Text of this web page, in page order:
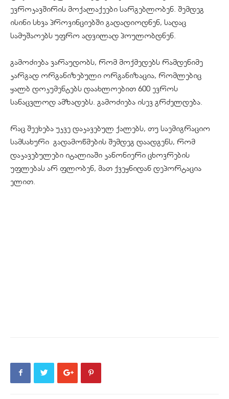
ევროკავშირის მოქალაქეები სარგებლობენ. შემდეგ
ისინი სხვა პროვინციებში გადადიოდნენ, სადაც
სამუშაოებს უფრო ადვილად პოულობდნენ.
გამოძიება ვარაუდობს, რომ მოქმედებს რამდენიმე
კარგად ორგანიზებული ორგანიზაცია, რომლებიც
ყალბ დოკუმენტებს დაახლოებით 600 ევროს
სანაცვლოდ ამზადებს. გამოძიება ისევ გრძელდება.
რაც შეეხება უკვე დაკავებულ ქალებს, თუ საემიგრაციო
სამსახური გადამოწმების შემდეგ დაადგენს, რომ
დაკავებულები იტალიაში კანონიერი ცხოვრების
უფლებას არ ფლობენ, მათ ქვეყნიდან დეპორტაცია
ელით.